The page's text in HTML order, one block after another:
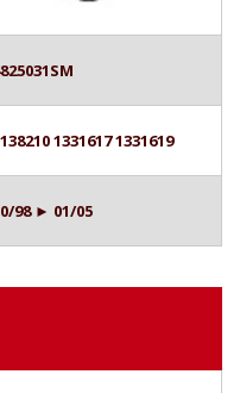
1331617 1331619
98 ► 01/05